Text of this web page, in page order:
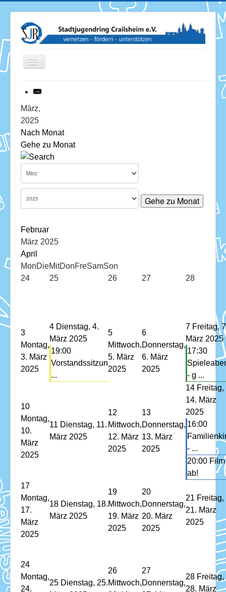
Toggle
News
Termine
Über uns
Förderung
Services
Download
Ausleihe
Ratskeller
März,
2025
Nach Monat
Gehe zu Monat
Gehe zu Monat
Februar
März 2025
April
MonDieMitDonFreSamSon
24
25 26 27 28
3
Montag,
3. März
2025
4 Dienstag, 4.
März 2025
19:00
Vorstandssitzun
...
5
Mittwoch,
5. März
2025
6
Donnerstag,
6. März
2025
7 Freitag,
März 2025
17:30
- g ...
10
Montag,
10.
März
2025
11 Dienstag, 11.
März 2025
12
Mittwoch,
12. März
2025
13
Donnerstag,
13. März
2025
14 Freitag,
14. März
2025
16:00
- ...
20:00 Film
ab!
17
Montag,
17.
März
2025
18 Dienstag, 18.
März 2025
19
Mittwoch,
19. März
2025
20
Donnerstag,
20. März
2025
21 Freitag,
21. März
2025
24
Montag,
24.
25 Dienstag, 25.
26
Mittwoch,
27
Donnerstag,
28 Freitag,
28. März